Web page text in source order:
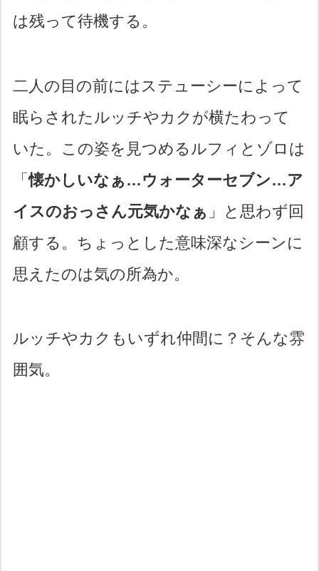
は残って待機する。
二人の目の前にはステューシーによって
眠らされたルッチやカクが横たわって
いた。この姿を見つめるルフィとゾロは
「懐かしいなぁ…ウォーターセブン…ア
イスのおっさん元気かなぁ 」と思わず回
顧する。ちょっとした意味深なシーンに
思えたのは気の所為か。
ルッチやカクもいずれ仲間に？そんな雰
囲気。